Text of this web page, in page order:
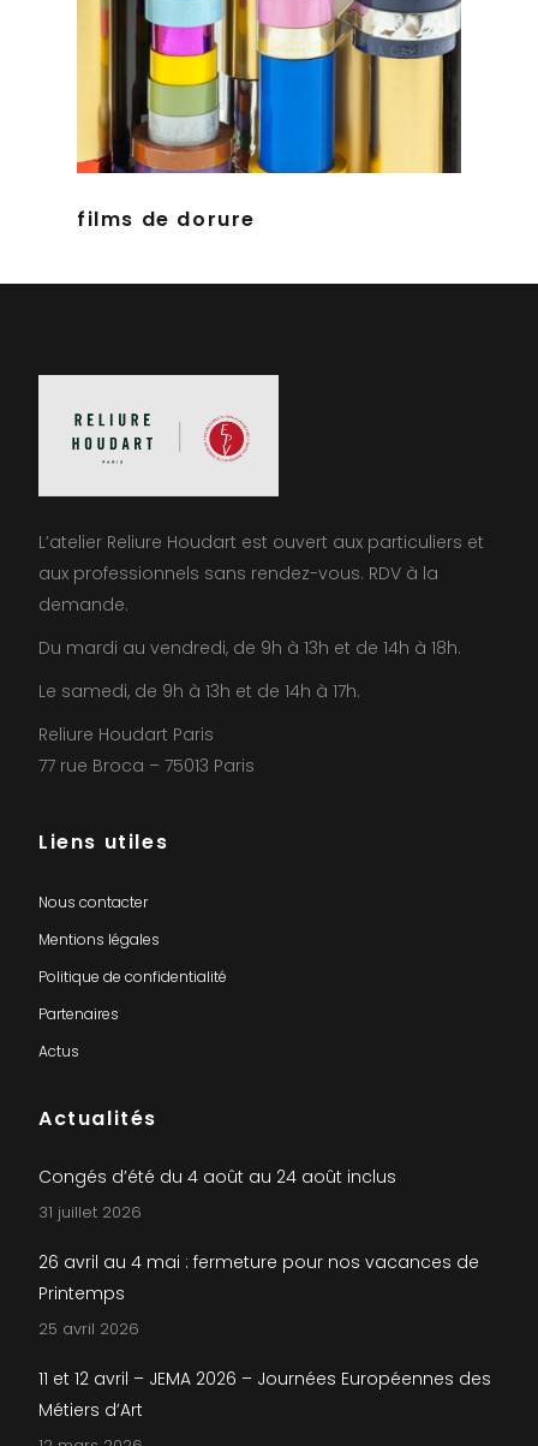
films de dorure
L’atelier Reliure Houdart est ouvert aux particuliers et
aux professionnels sans rendez-vous. RDV à la
demande.
Du mardi au vendredi, de 9h à 13h et de 14h à 18h.
Le samedi, de 9h à 13h et de 14h à 17h.
Reliure Houdart Paris
77 rue Broca – 75013 Paris
Liens utiles
Nous contacter
Mentions légales
Politique de confidentialité
Partenaires
Actus
Actualités
Congés d’été du 4 août au 24 août inclus
31 juillet 2026
26 avril au 4 mai : fermeture pour nos vacances de
Printemps
25 avril 2026
11 et 12 avril – JEMA 2026 – Journées Européennes des
Métiers d’Art